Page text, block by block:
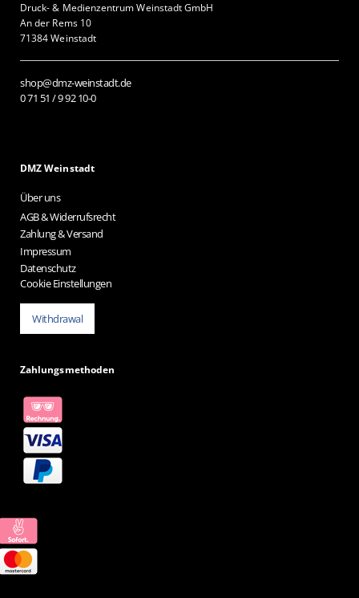
Druck- & Medienzentrum Weinstadt GmbH
An der Rems 10
71384 Weinstadt
shop@dmz-weinstadt.de
0 71 51 / 9 92 10-0
DMZ Weinstadt
Über uns
AGB & Widerrufsrecht
Zahlung & Versand
Impressum
Datenschutz
Cookie Einstellungen
Withdrawal
Zahlungsmethoden